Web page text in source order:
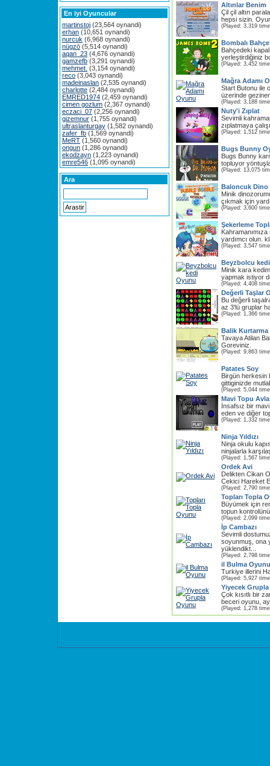
En iyi Oyuncular
martinstoj (23,564 oynandi)
erhan (10,651 oynandi)
nurcuk (6,968 oynandi)
nügzö (5,514 oynandi)
aqan_23 (4,676 oynandi)
gamzefb (3,291 oynandi)
mehmet. (3,154 oynandi)
reco (3,043 oynandi)
madeinaslan (2,535 oynandi)
charlotte (2,484 oynandi)
EMRED1974 (2,459 oynandi)
cimen gozlum (2,367 oynandi)
eczaci_07 (2,256 oynandi)
gizemnur (1,755 oynandi)
ultraslanturgay (1,582 oynandi)
zafer_fb (1,569 oynandi)
MeRT (1,560 oynandi)
ongun (1,286 oynandi)
ekodzayn (1,223 oynandi)
emre546 (1,095 oynandi)
Ara
Altınlar Benim
Çil çil altın
hepsi sizin.
(Played: 3,319
Bombalı Bahçe
Bahçedeki
yerleştirdiğiniz
(Played: 3,452
Mağra Adamı
Start Butonu ile
üzerinde
(Played: 3,188
Nuty'i Zıplat
Sevimli
zıplatmaya
(Played: 1,512
Bugs Bunny
Bugs Bunny
topluyor
(Played: 13,075
Baloncuk Dino
Minik
çıkmak için
(Played: 3,600
Şekerleme
yardımcı olun.
(Played: 3,547
Beyzbolcu
Minik kara
yapmak istiyor
(Played: 4,408
Değerli Taşlar
Bu değerli
az 3'lü gruplar
(Played: 1,366
Balik Kurtarma
Tavaya Atilan
Goreviniz.
(Played: 9,863
Patates Soy
Birgün herkesin
gittiginizde
(Played: 5,044
Mavi Topu Avla
İnsafsız bir
eden ve diğer
(Played: 1,332
Ninja Yıldızı
Ninja okulu
ninjalarla
(Played: 1,567
Ordek Avi
Delikten Cikan
Cekici Hareket
(Played: 2,790
Topları Topla
Büyümek için
topun
(Played: 2,099
İp Cambazı
Sevimli
soyunmuş, ona
yüklendikt...
(Played: 2,798
il Bulma Oyunu
Turkiye illerini
(Played: 5,927
Yiyecek
Çok kısıtlı bir
beceri oyunu,
(Played: 1,278